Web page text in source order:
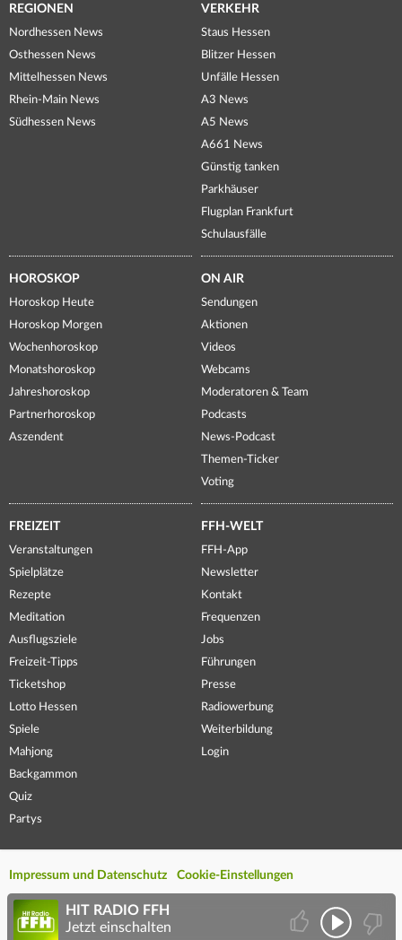
REGIONEN
Nordhessen News
Osthessen News
Mittelhessen News
Rhein-Main News
Südhessen News
VERKEHR
Staus Hessen
Blitzer Hessen
Unfälle Hessen
A3 News
A5 News
A661 News
Günstig tanken
Parkhäuser
Flugplan Frankfurt
Schulausfälle
HOROSKOP
Horoskop Heute
Horoskop Morgen
Wochenhoroskop
Monatshoroskop
Jahreshoroskop
Partnerhoroskop
Aszendent
ON AIR
Sendungen
Aktionen
Videos
Webcams
Moderatoren & Team
Podcasts
News-Podcast
Themen-Ticker
Voting
FREIZEIT
Veranstaltungen
Spielplätze
Rezepte
Meditation
Ausflugsziele
Freizeit-Tipps
Ticketshop
Lotto Hessen
Spiele
Mahjong
Backgammon
Quiz
Partys
FFH-WELT
FFH-App
Newsletter
Kontakt
Frequenzen
Jobs
Führungen
Presse
Radiowerbung
Weiterbildung
Login
Impressum und Datenschutz Cookie-Einstellungen
HIT RADIO FFH
Jetzt einschalten